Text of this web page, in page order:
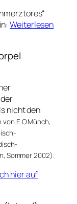
Weiterlesen
nicht den
von E.O.Münch,
Sommer 2002).
hier auf